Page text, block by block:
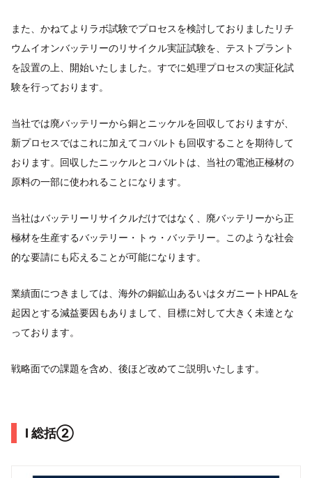
また、かねてよりラボ試験でプロセスを検討しておりましたリチ
ウムイオンバッテリーのリサイクル実証試験を、テストプラント
を設置の上、開始いたしました。すでに処理プロセスの実証化試
験を行っております。
当社では廃バッテリーから銅とニッケルを回収しておりますが、
新プロセスではこれに加えてコバルトも回収することを期待して
おります。回収したニッケルとコバルトは、当社の電池正極材の
原料の一部に使われることになります。
当社はバッテリーリサイクルだけではなく、廃バッテリーから正
極材を生産するバッテリー・トゥ・バッテリー。このような社会
的な要請にも応えることが可能になります。
業績面につきましては、海外の銅鉱山あるいはタガニートHPALを
起因とする減益要因もありまして、目標に対して大きく未達とな
っております。
戦略面での課題を含め、後ほど改めてご説明いたします。
Ⅰ 総括②